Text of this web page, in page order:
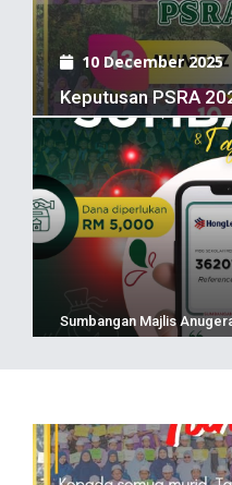
10 December 2025
Keputusan PSRA
Sumbangan Majlis